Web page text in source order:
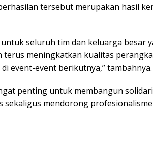
tersebut merupakan hasil
seluruh tim dan keluarga besar
terus meningkatkan kualitas
event-event berikutnya,” tambahnya.
penting untuk membangun
sekaligus mendorong